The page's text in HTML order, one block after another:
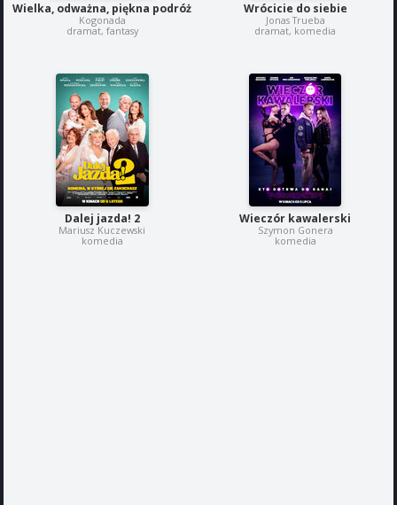
Wielka, odważna, piękna podróż
Kogonada
dramat, fantasy
Wrócicie do siebie
Jonas Trueba
dramat, komedia
Dalej jazda! 2
Mariusz Kuczewski
komedia
Wieczór kawalerski
Szymon Gonera
komedia